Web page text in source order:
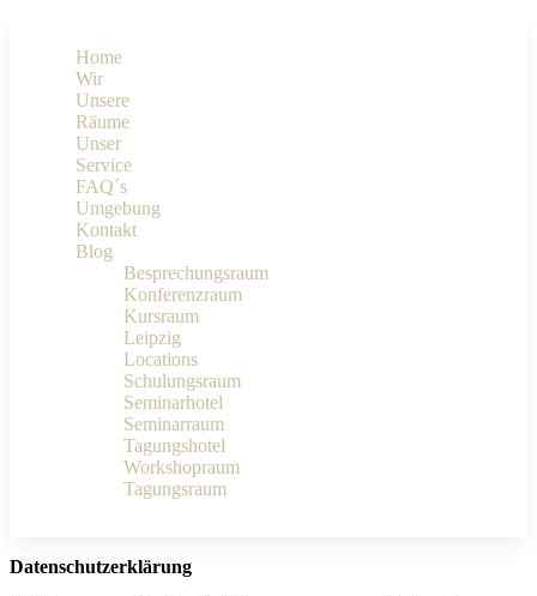
Home
Wir
Unsere
Räume
Unser
Service
FAQ´s
Umgebung
Kontakt
Blog
Besprechungsraum
Konferenzraum
Kursraum
Leipzig
Locations
Schulungsraum
Seminarhotel
Seminarraum
Tagungshotel
Workshopraum
Tagungsraum
Datenschutzerklärung